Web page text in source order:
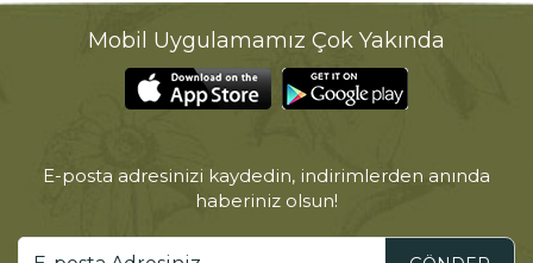
Mobil Uygulamamız Çok Yakında
E-posta adresinizi kaydedin, indirimlerden anında
haberiniz olsun!